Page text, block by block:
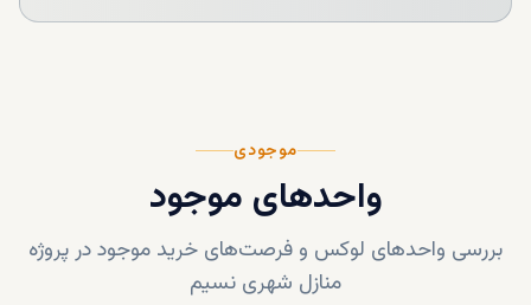
موجودی
واحدهای موجود
بررسی واحدهای لوکس و فرصت‌های خرید موجود در پروژه
منازل شهری نسیم